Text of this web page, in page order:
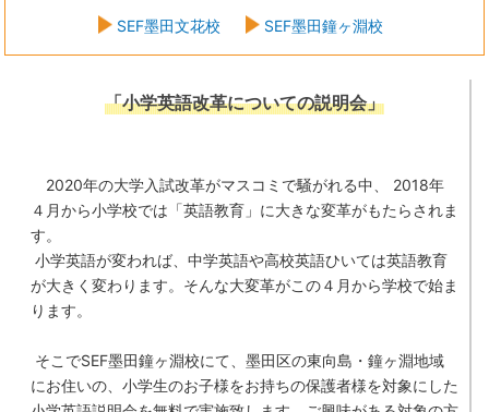
SEF墨田文花校
SEF墨田鐘ヶ淵校
「小学英語改革についての説明会」
2020年の大学入試改革がマスコミで騒がれる中、 2018年
４月から小学校では「英語教育」に大きな変革がもたらされま
す。
小学英語が変われば、中学英語や高校英語ひいては英語教育
が大きく変わります。そんな大変革がこの４月から学校で始ま
ります。
そこでSEF墨田鐘ヶ淵校にて、墨田区の東向島・鐘ヶ淵地域
にお住いの、小学生のお子様をお持ちの保護者様を対象にした